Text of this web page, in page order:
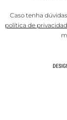
Caso tenha
política de